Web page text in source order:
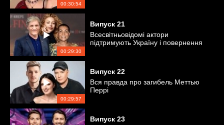
00:30:54
00:29:30
Випуск 21
Всесвітньовідомі актори
підтримують Україну і повернення
00:29:57
Випуск 22
Вся правда про загибель Меттью
Перрі
Випуск 23